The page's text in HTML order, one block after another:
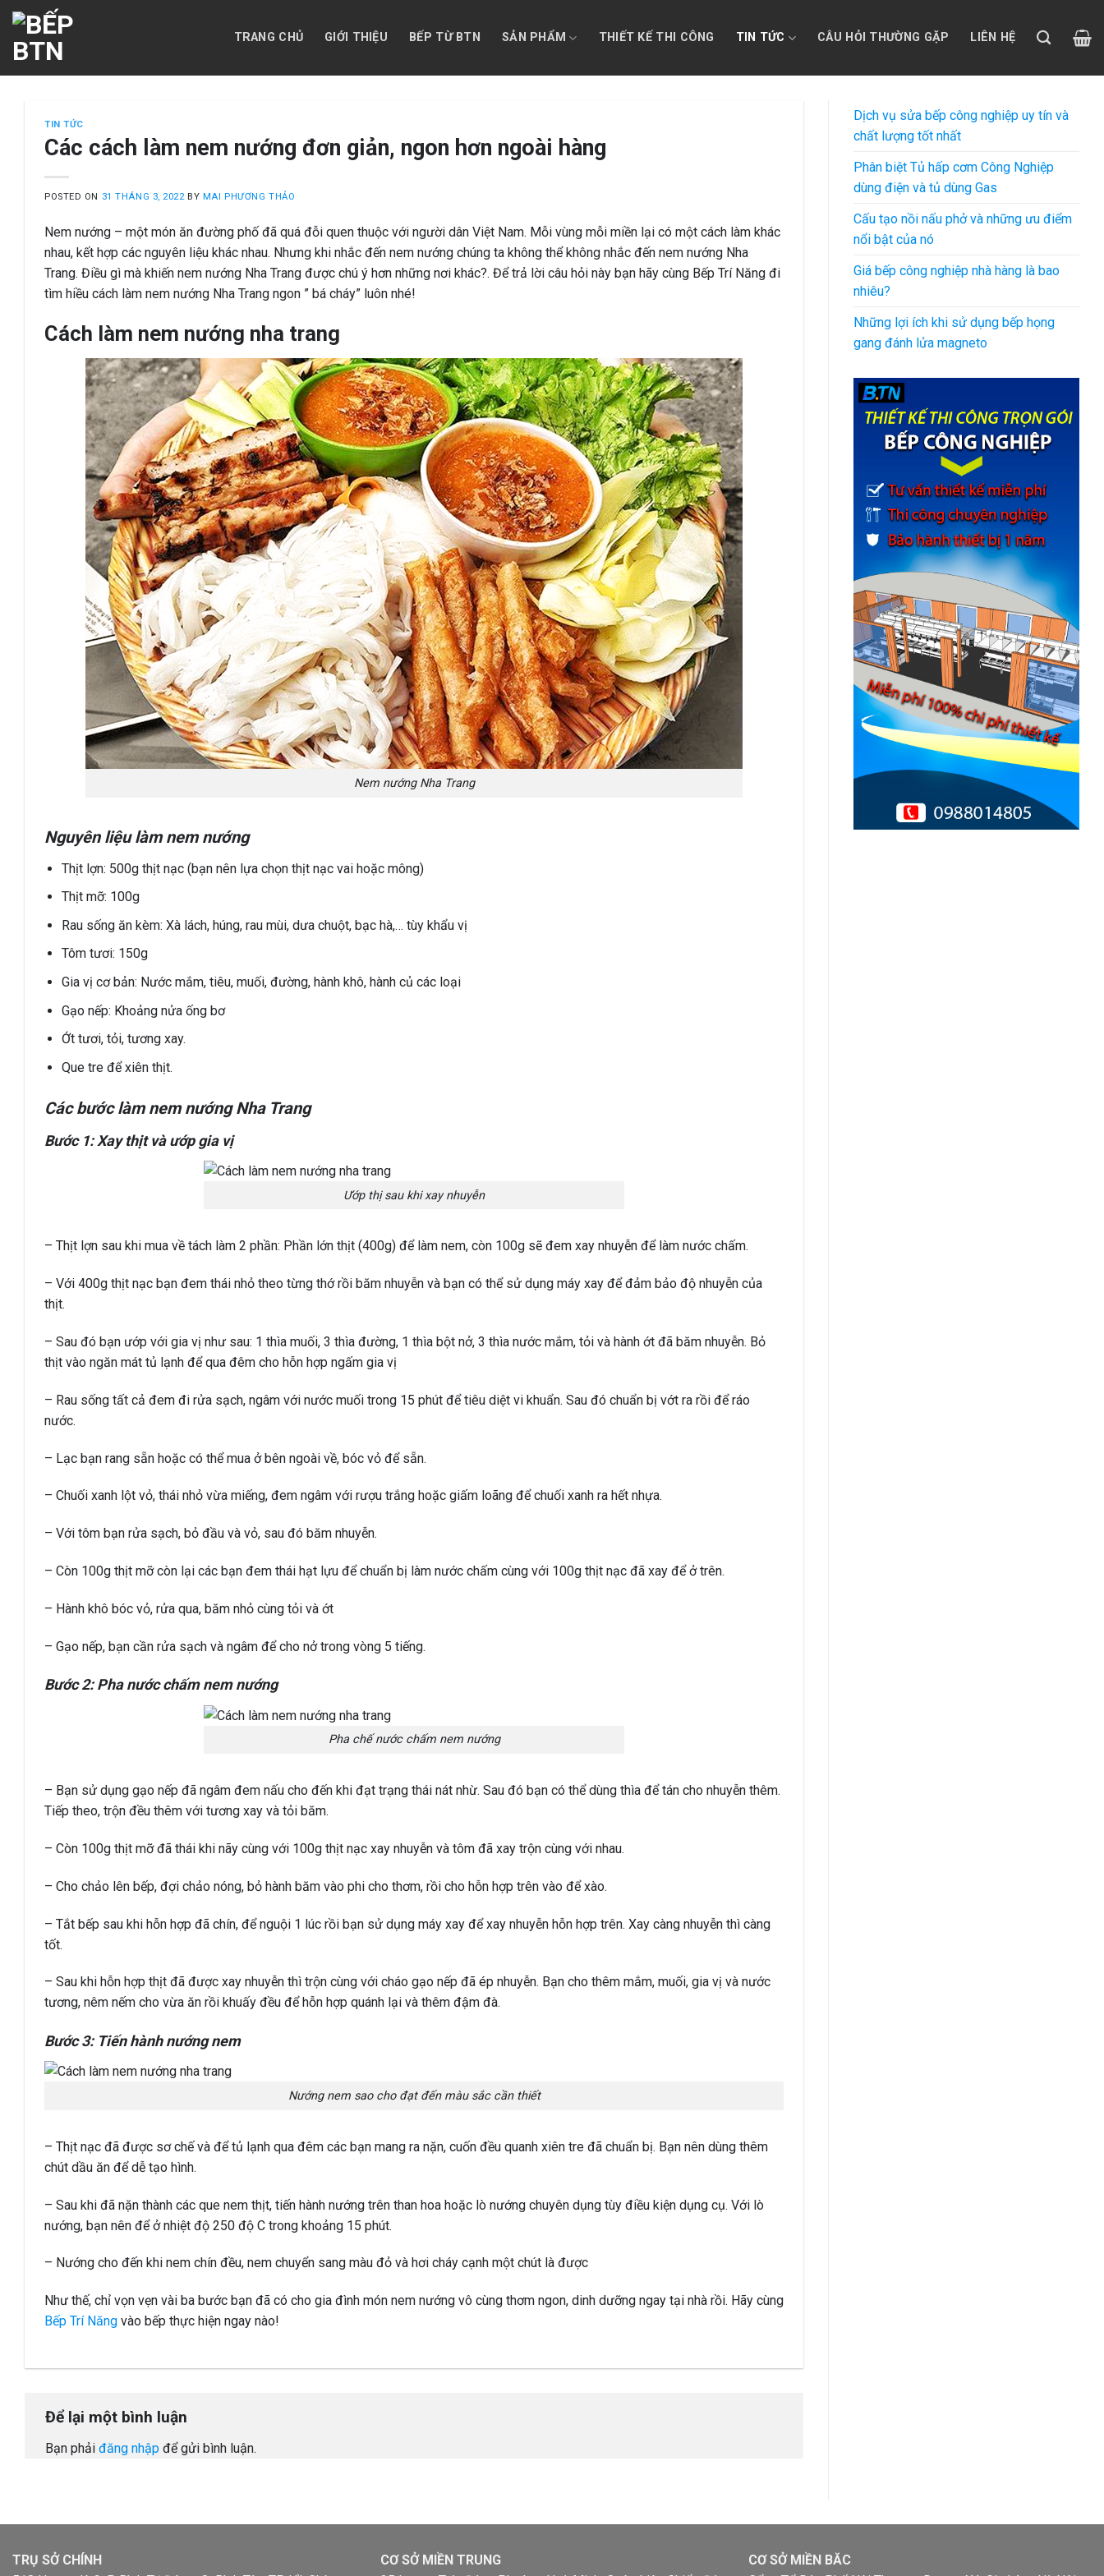
Skip
content
TRANG CHỦ GIỚI THIỆU BẾP TỪ BTN SẢN PHẨM THIẾT KẾ THI CÔNG TIN TỨC CÂU HỎI THƯỜNG GẶP LIÊN HỆ
TIN TỨC
Các cách làm nem nướng đơn giản, ngon hơn ngoài hàng
POSTED ON 31 THÁNG 3, 2022 BY MAI PHƯƠNG THẢO
Nem nướng – một món ăn đường phố đã quá đỗi quen thuộc với người dân Việt Nam. Mỗi vùng mỗi miền lại có một cách làm khác
nhau, kết hợp các nguyên liệu khác nhau. Nhưng khi nhắc đến nem nướng chúng ta không thể không nhắc đến nem nướng Nha
Trang. Điều gì mà khiến nem nướng Nha Trang được chú ý hơn những nơi khác?. Để trả lời câu hỏi này bạn hãy cùng Bếp Trí Năng đi
tìm hiều cách làm nem nướng Nha Trang ngon ” bá cháy” luôn nhé!
Cách làm nem nướng nha trang
Nem nướng Nha Trang
Nguyên liệu làm nem nướng
Thịt lợn: 500g thịt nạc (bạn nên lựa chọn thịt nạc vai hoặc mông)
Thịt mỡ: 100g
Rau sống ăn kèm: Xà lách, húng, rau mùi, dưa chuột, bạc hà,… tùy khẩu vị
Tôm tươi: 150g
Gia vị cơ bản: Nước mắm, tiêu, muối, đường, hành khô, hành củ các loại
Gạo nếp: Khoảng nửa ống bơ
Ớt tươi, tỏi, tương xay.
Que tre để xiên thịt.
Các bước làm nem nướng Nha Trang
Bước 1: Xay thịt và ướp gia vị
Ướp thị sau khi xay nhuyễn
– Thịt lợn sau khi mua về tách làm 2 phần: Phần lớn thịt (400g) để làm nem, còn 100g sẽ đem xay nhuyễn để làm nước chấm.
– Với 400g thịt nạc bạn đem thái nhỏ theo từng thớ rồi băm nhuyễn và bạn có thể sử dụng máy xay để đảm bảo độ nhuyễn của
thịt.
– Sau đó bạn ướp với gia vị như sau: 1 thìa muối, 3 thìa đường, 1 thìa bột nở, 3 thìa nước mắm, tỏi và hành ớt đã băm nhuyễn. Bỏ
thịt vào ngăn mát tủ lạnh để qua đêm cho hỗn hợp ngấm gia vị
– Rau sống tất cả đem đi rửa sạch, ngâm với nước muối trong 15 phút để tiêu diệt vi khuẩn. Sau đó chuẩn bị vớt ra rồi để ráo
nước.
– Lạc bạn rang sẵn hoặc có thể mua ở bên ngoài về, bóc vỏ để sẵn.
– Chuối xanh lột vỏ, thái nhỏ vừa miếng, đem ngâm với rượu trắng hoặc giấm loãng để chuối xanh ra hết nhựa.
– Với tôm bạn rửa sạch, bỏ đầu và vỏ, sau đó băm nhuyễn.
– Còn 100g thịt mỡ còn lại các bạn đem thái hạt lựu để chuẩn bị làm nước chấm cùng với 100g thịt nạc đã xay để ở trên.
– Hành khô bóc vỏ, rửa qua, băm nhỏ cùng tỏi và ớt
– Gạo nếp, bạn cần rửa sạch và ngâm để cho nở trong vòng 5 tiếng.
Bước 2: Pha nước chấm nem nướng
Pha chế nước chấm nem nướng
– Bạn sử dụng gạo nếp đã ngâm đem nấu cho đến khi đạt trạng thái nát nhừ. Sau đó bạn có thể dùng thìa để tán cho nhuyễn thêm.
Tiếp theo, trộn đều thêm với tương xay và tỏi băm.
– Còn 100g thịt mỡ đã thái khi nãy cùng với 100g thịt nạc xay nhuyễn và tôm đã xay trộn cùng với nhau.
– Cho chảo lên bếp, đợi chảo nóng, bỏ hành băm vào phi cho thơm, rồi cho hỗn hợp trên vào để xào.
– Tắt bếp sau khi hỗn hợp đã chín, để nguội 1 lúc rồi bạn sử dụng máy xay để xay nhuyễn hỗn hợp trên. Xay càng nhuyễn thì càng
tốt.
– Sau khi hỗn hợp thịt đã được xay nhuyễn thì trộn cùng với cháo gạo nếp đã ép nhuyễn. Bạn cho thêm mắm, muối, gia vị và nước
tương, nêm nếm cho vừa ăn rồi khuấy đều để hỗn hợp quánh lại và thêm đậm đà.
Bước 3: Tiến hành nướng nem
Nướng nem sao cho đạt đến màu sắc cần thiết
– Thịt nạc đã được sơ chế và để tủ lạnh qua đêm các bạn mang ra nặn, cuốn đều quanh xiên tre đã chuẩn bị. Bạn nên dùng thêm
chút dầu ăn để dễ tạo hình.
– Sau khi đã nặn thành các que nem thịt, tiến hành nướng trên than hoa hoặc lò nướng chuyên dụng tùy điều kiện dụng cụ. Với lò
nướng, bạn nên để ở nhiệt độ 250 độ C trong khoảng 15 phút.
– Nướng cho đến khi nem chín đều, nem chuyển sang màu đỏ và hơi cháy cạnh một chút là được
Như thế, chỉ vọn vẹn vài ba bước bạn đã có cho gia đình món nem nướng vô cùng thơm ngon, dinh dưỡng ngay tại nhà rồi. Hãy cùng
Bếp Trí Năng vào bếp thực hiện ngay nào!
Để lại một bình luận
Bạn phải đăng nhập để gửi bình luận.
Dịch vụ sửa bếp công nghiệp uy tín và
chất lượng tốt nhất
Phân biệt Tủ hấp cơm Công Nghiệp
dùng điện và tủ dùng Gas
Cấu tạo nồi nấu phở và những ưu điểm
nổi bật của nó
Giá bếp công nghiệp nhà hàng là bao
nhiêu?
Những lợi ích khi sử dụng bếp họng
gang đánh lửa magneto
TRỤ SỞ CHÍNH
CƠ SỞ MIỀN TRUNG
CƠ SỞ MIỀN BĂC